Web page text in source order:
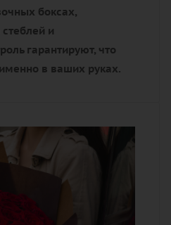
боксах,
и
гарантируют, что
в ваших руках.